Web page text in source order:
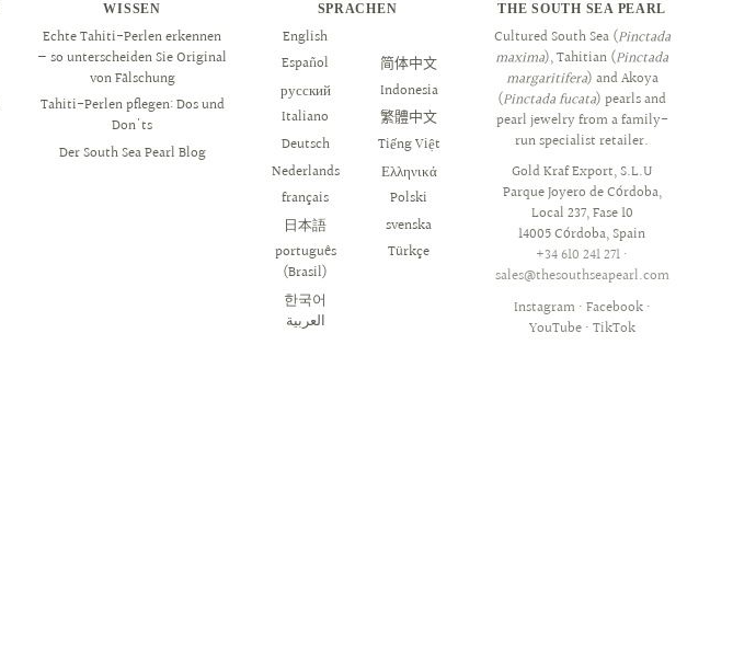
WISSEN
Echte Tahiti-Perlen erkennen
— so unterscheiden Sie Original
von Fälschung
Tahiti-Perlen pflegen: Dos und
Don'ts
Der South Sea Pearl Blog
SPRACHEN
English
Español
русский
Italiano
Deutsch
Nederlands
français
日本語
português
(Brasil)
한국어
简体中文
Indonesia
繁體中文
Tiếng Việt
Ελληνικά
Polski
svenska
Türkçe
THE SOUTH SEA PEARL
Cultured South Sea (Pinctada
maxima), Tahitian (Pinctada
margaritifera) and Akoya
(Pinctada fucata) pearls and
pearl jewelry from a family-
run specialist retailer.
Gold Kraf Export, S.L.U
Parque Joyero de Córdoba,
Local 237, Fase 10
14005 Córdoba, Spain
+34 610 241 271 ·
sales@thesouthseapearl.com
Instagram· Facebook·
YouTube· TikTok